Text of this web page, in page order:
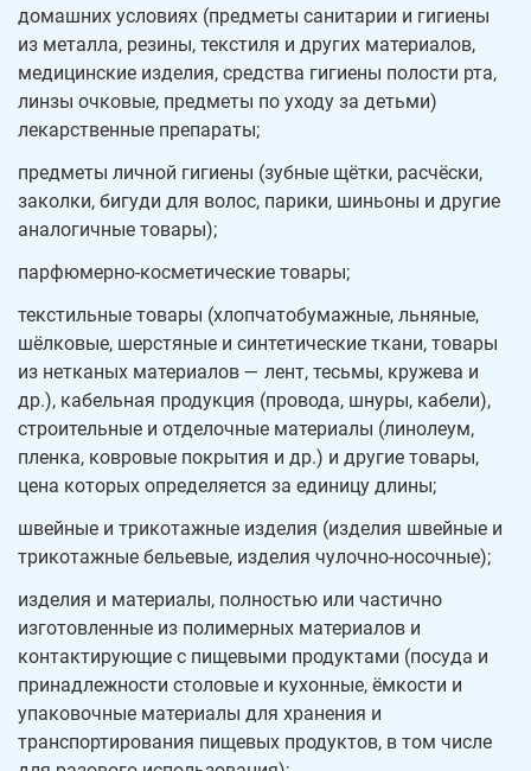
домашних условиях (предметы санитарии и гигиены
из металла, резины, текстиля и других материалов,
медицинские изделия, средства гигиены полости рта,
линзы очковые, предметы по уходу за детьми)
лекарственные препараты;
предметы личной гигиены (зубные щётки, расчёски,
заколки, бигуди для волос, парики, шиньоны и другие
аналогичные товары);
парфюмерно-косметические товары;
текстильные товары (хлопчатобумажные, льняные,
шёлковые, шерстяные и синтетические ткани, товары
из нетканых материалов — лент, тесьмы, кружева и
др.), кабельная продукция (провода, шнуры, кабели),
строительные и отделочные материалы (линолеум,
пленка, ковровые покрытия и др.) и другие товары,
цена которых определяется за единицу длины;
швейные и трикотажные изделия (изделия швейные и
трикотажные бельевые, изделия чулочно-носочные);
изделия и материалы, полностью или частично
изготовленные из полимерных материалов и
контактирующие с пищевыми продуктами (посуда и
принадлежности столовые и кухонные, ёмкости и
упаковочные материалы для хранения и
транспортирования пищевых продуктов, в том числе